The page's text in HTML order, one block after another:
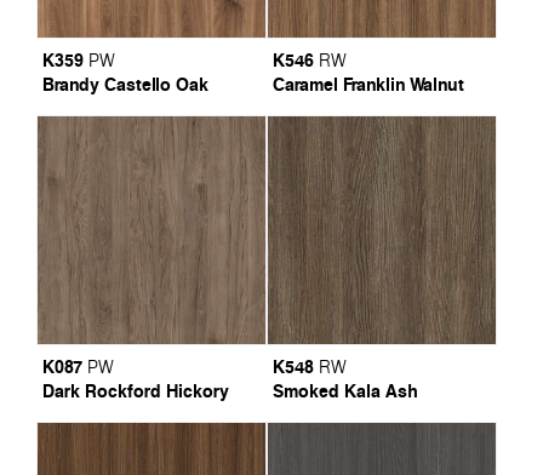
K359 PW
Brandy Castello Oak
K546 RW
Caramel Franklin Walnut
K087 PW
Dark Rockford Hickory
K548 RW
Smoked Kala Ash